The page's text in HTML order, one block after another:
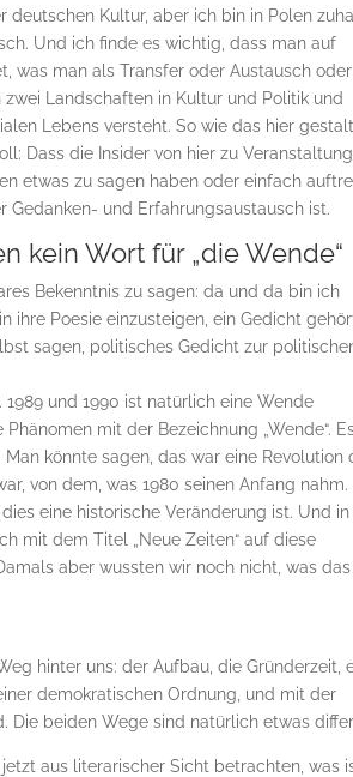
deutschen Kultur, aber ich bin in Polen
Und ich finde es wichtig, dass man auf
was man als Transfer oder Austausch oder
Landschaften in Kultur und Politik und
Lebens versteht. So wie das hier
Dass die Insider von hier zu
etwas zu sagen haben oder einfach
Gedanken- und Erfahrungsaustausch ist.
kein Wort für „die Wende“
Bekenntnis zu sagen: da und da bin ich
ihre Poesie einzusteigen, ein Gedicht
sagen, politisches Gedicht zur
1989 und 1990 ist natürlich eine Wende
mit der Bezeichnung „Wende“.
könnte sagen, das war eine Revolution
von dem, was 1980 seinen Anfang
eine historische Veränderung ist. Und in
mit dem Titel „Neue Zeiten“ auf diese
aber wussten wir noch nicht, was
hinter uns: der Aufbau, die Gründerzeit,
demokratischen Ordnung, und mit der
Die beiden Wege sind natürlich etwas
aus literarischer Sicht betrachten, was